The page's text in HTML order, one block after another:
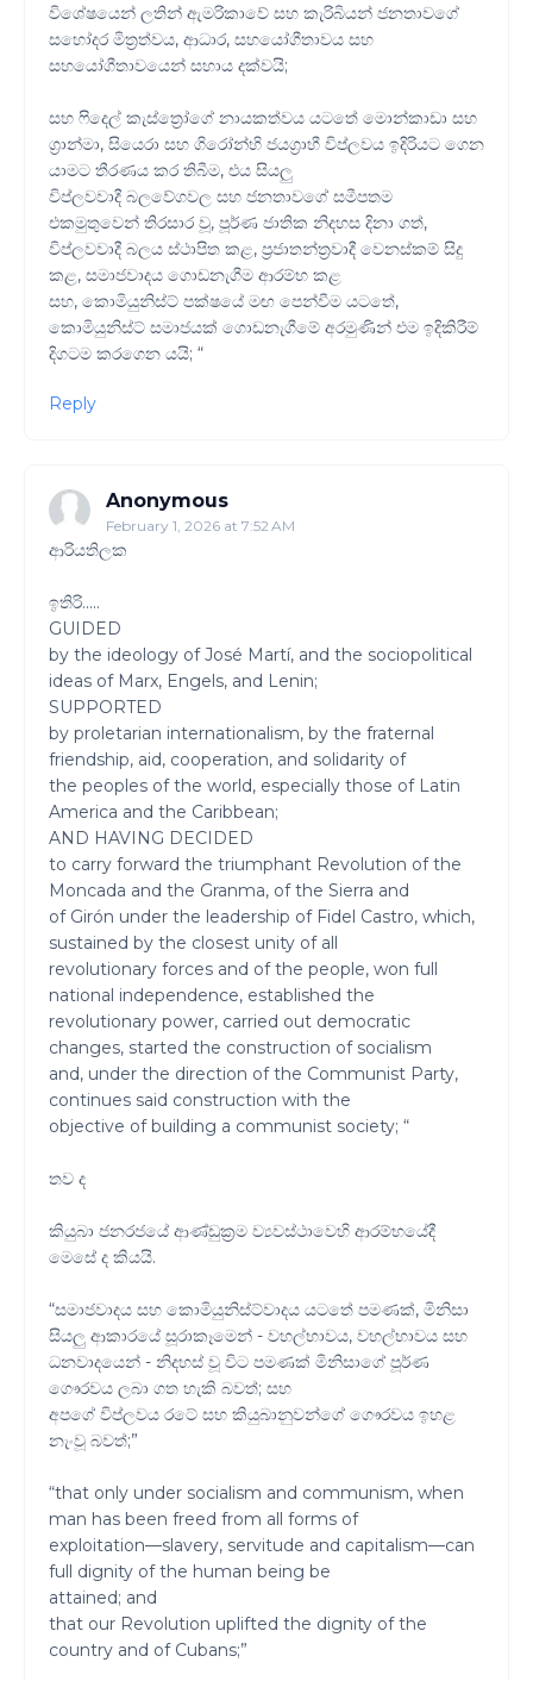
විශේෂයෙන් ලතින් ඇමරිකාවේ සහ කැරිබියන් ජනතාවගේ
සහෝදර මිත්‍රත්වය, ආධාර, සහයෝගීතාවය සහ
සහයෝගීතාවයෙන් සහාය දක්වයි;
සහ ෆිදෙල් කැස්ත්‍රෝගේ නායකත්වය යටතේ මොන්කාඩා සහ
ග්‍රාන්මා, සියෙරා සහ ගිරෝන්හි ජයග්‍රාහී විප්ලවය ඉදිරියට ගෙන
යාමට තීරණය කර තිබීම, එය සියලු
විප්ලවවාදී බලවේගවල සහ ජනතාවගේ සමීපතම
එකමුතුවෙන් තිරසාර වූ, පූර්ණ ජාතික නිදහස දිනා ගත්,
විප්ලවවාදී බලය ස්ථාපිත කළ, ප්‍රජාතන්ත්‍රවාදී වෙනස්කම් සිදු
කළ, සමාජවාදය ගොඩනැගීම ආරම්භ කළ
සහ, කොමියුනිස්ට් පක්ෂයේ මඟ පෙන්වීම යටතේ,
කොමියුනිස්ට් සමාජයක් ගොඩනැගීමේ අරමුණින් එම ඉදිකිරීම්
දිගටම කරගෙන යයි; “
Reply
Anonymous
February 1, 2026 at 7:52 AM
ආරියතිලක
ඉතිරි.....
GUIDED
by the ideology of José Martí, and the sociopolitical
ideas of Marx, Engels, and Lenin;
SUPPORTED
by proletarian internationalism, by the fraternal
friendship, aid, cooperation, and solidarity of
the peoples of the world, especially those of Latin
America and the Caribbean;
AND HAVING DECIDED
to carry forward the triumphant Revolution of the
Moncada and the Granma, of the Sierra and
of Girón under the leadership of Fidel Castro, which,
sustained by the closest unity of all
revolutionary forces and of the people, won full
national independence, established the
revolutionary power, carried out democratic
changes, started the construction of socialism
and, under the direction of the Communist Party,
continues said construction with the
objective of building a communist society; “
තව ද
කියුබා ජනරජයේ ආණ්ඩුක්‍රම ව්‍යවස්ථාවෙහි ආරම්භයේදී
මෙසේ ද කියයි.
“සමාජවාදය සහ කොමියුනිස්ට්වාදය යටතේ පමණක්, මිනිසා
සියලු ආකාරයේ සූරාකෑමෙන් - වහල්භාවය, වහල්භාවය සහ
ධනවාදයෙන් - නිදහස් වූ විට පමණක් මිනිසාගේ පූර්ණ
ගෞරවය ලබා ගත හැකි බවත්; සහ
අපගේ විප්ලවය රටේ සහ කියුබානුවන්ගේ ගෞරවය ඉහළ
නැංවූ බවත්;”
“that only under socialism and communism, when
man has been freed from all forms of
exploitation—slavery, servitude and capitalism—can
full dignity of the human being be
attained; and
that our Revolution uplifted the dignity of the
country and of Cubans;”